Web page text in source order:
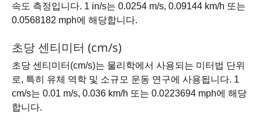
속도 측정입니다. 1 in/s는 0.0254 m/s, 0.09144 km/h 또는
0.0568182 mph에 해당합니다.
초당 센티미터 (cm/s)
초당 센티미터(cm/s)는 물리학에서 사용되는 미터법 단위
로, 특히 유체 역학 및 소규모 운동 연구에 사용됩니다. 1
cm/s는 0.01 m/s, 0.036 km/h 또는 0.0223694 mph에 해당
합니다.